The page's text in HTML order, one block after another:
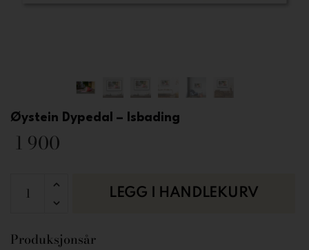
Øystein Dypedal – Isbading
1 900
LEGG I HANDLEKURV
Produksjonsår